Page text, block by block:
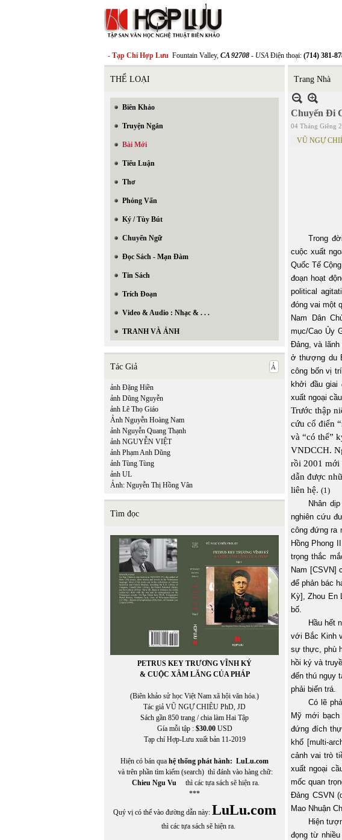
- Tạp Chí Hợp Lưu Fountain Valley, CA 92708 - USAĐiện thoại: (714) 381-
THỂ LOẠI
Biên Khảo
Truyện Ngắn
Bài Mới
Tiểu Luận
Thơ
Phỏng Vấn
Ký / Tùy Bút
Chuyển Ngữ
Đọc Sách - Mạn Đàm
Tin Sách
Trích Đoạn
Video & Audio : Nhạc & . . .
TRANH VÀ ẢNH
Tác Giả
ảnh Đặng Hiền
ảnh Dũng Nguyễn
ảnh Lê Thọ Giáo
Ảnh Nguyễn Hoàng Nam
ảnh Nguyễn Quang Thạnh
ảnh NGUYỄN VIỆT
ảnh Phạm Anh Dũng
ảnh Tùng Tùng
ảnh UL
Ảnh: Nguyễn Thị Hồng Vân
Tìm đọc
PETRUS KEY TRƯƠNG VĨNH KÝ
& CUỘC XÂM LĂNG CỦA PHÁP
(Biên khảo sử học Việt Nam xã hội văn hóa.)
Tác giả VŨ NGỰ CHIÊU PhD, JD
Sách gần 850 trang / chia làm Hai Tập
Gía mỗi tập : $30.00USD
Tạp chí Hợp-Lưu xuất bản 11-2019
Hiện có bán qua hệ thống phát hành: LuLu.com
và trên phần tìm kiếm (search) thì đánh vào hàng chữ:
Chieu Ngu Vu thì các tựa sách sẽ hiện ra.
***
Quý vị có thể vào đường dẫn này: LuLu.com
thì các tựa sách sẽ hiện ra.
Trang Nhà
Chuyến Đi
04 Tháng Giêng
VŨ NGỰ
Trong
cuộc xuất
Quốc Tế
đoạn hoạt
political
đóng vai một
Nam Dân
mục/Cao Ủy
Đảng, và
ở thượng du
công bốn vị
khởi đầu giai
xuất ngoại
Trước thập
cứu cổ điển
và “có thể”
VNDCCH.
rồi 2001 mới
dẫn được
liên hệ. (1)
Nhân
nghiên cứu
công đứng ra
Hồng Phong
trọng thắc
Nam [CSVN]
để phản bác
Kỳ], Zhou En
bố.
Hầu hết
với Bắc Kinh
sự thực, phù
hồi ký và
đến thú ngụy
phải biến trá.
Có lẽ
Mỹ mới
đứng đích
khố [multi-
cảnh vai trò
xuất ngoại
mốc quan
Đảng CSVN
Mao Nhuận
Hiện
đọng từ